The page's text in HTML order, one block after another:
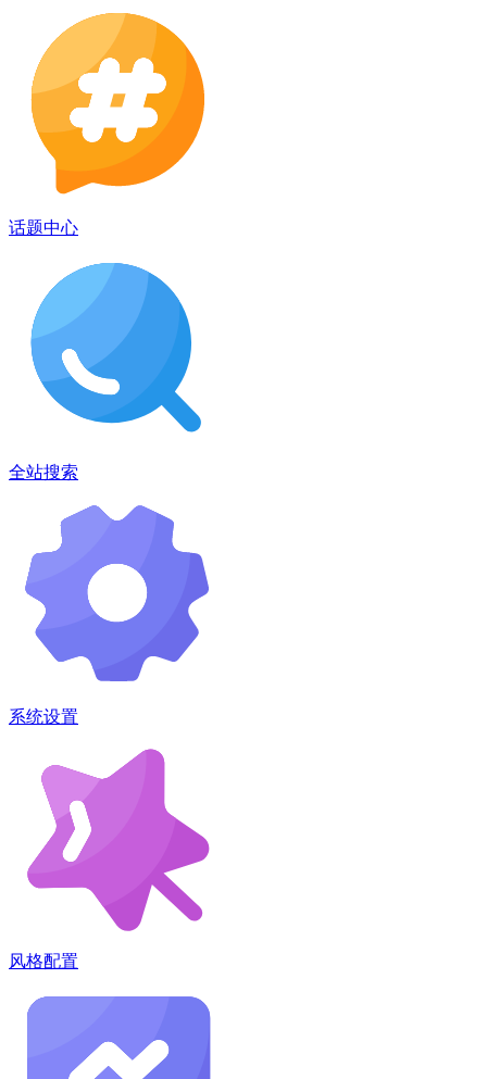
话题中心
全站搜索
系统设置
风格配置